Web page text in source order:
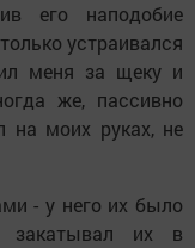
его наподобие
устраивался
меня за щеку и
же, пассивно
на моих руках, не
- у него их было
закатывал их в